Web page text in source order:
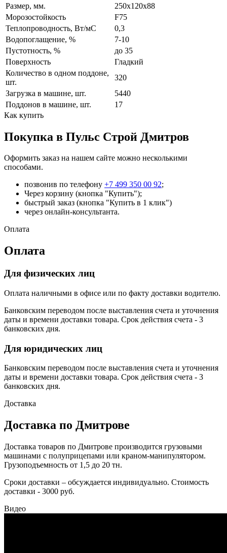
Размер, мм.
250х120х88
Морозостойкость
F75
Теплопроводность, Вт/мC
0,3
Водопоглащение, %
7-10
Пустотность, %
до 35
Поверхность
Гладкий
Количество в одном поддоне,
шт.
320
Загрузка в машине, шт.
5440
Поддонов в машине, шт.
17
Как купить
Покупка в Пульс Строй Дмитров
Оформить заказ на нашем сайте можно несколькими
способами.
позвонив по телефону +7 499 350 00 92;
Через корзину (кнопка "Купить");
быстрый заказ (кнопка "Купить в 1 клик")
через онлайн-консультанта.
Оплата
Оплата
Для физических лиц
Оплата наличными в офисе или по факту доставки водителю.
Банковским переводом после выставления счета и уточнения
даты и времени доставки товара. Срок действия счета - 3
банковских дня.
Для юридических лиц
Банковским переводом после выставления счета и уточнения
даты и времени доставки товара. Срок действия счета - 3
банковских дня.
Доставка
Доставка по Дмитрове
Доставка товаров по Дмитрове производится грузовыми
машинами с полуприцепами или краном-манипулятором.
Грузоподъемность от 1,5 до 20 тн.
Сроки доставки – обсуждается индивидуально. Стоимость
доставки - 3000 руб.
Видео